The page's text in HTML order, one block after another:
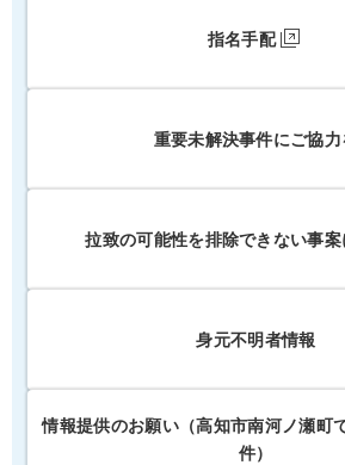
指名手配
重要未解決事件にご協力
拉致の可能性を排除できない事案
身元不明者情報
情報提供のお願い（高知市南河ノ瀬町
件）